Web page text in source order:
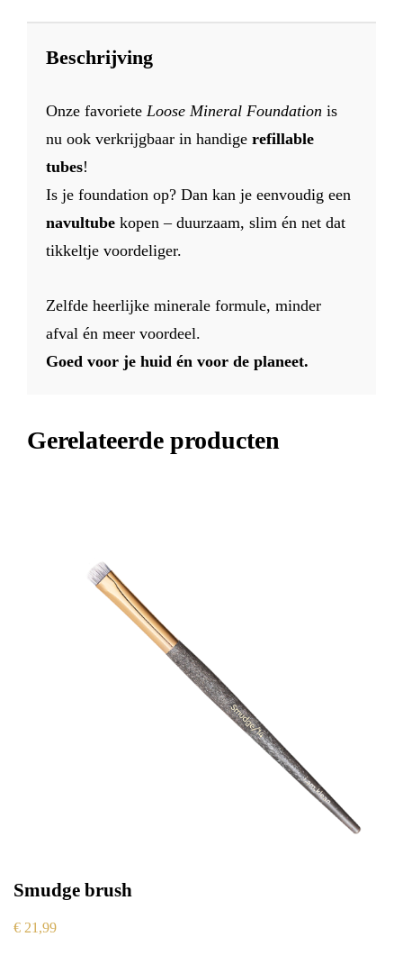
Beschrijving
Onze favoriete Loose Mineral Foundation is
nu ook verkrijgbaar in handige refillable
tubes!
Is je foundation op? Dan kan je eenvoudig een
navul­tube kopen – duurzaam, slim én net dat
tikkeltje voordeliger.
Zelfde heerlijke minerale formule, minder
afval én meer voordeel.
Goed voor je huid én voor de planeet.
Gerelateerde producten
Smudge brush
€ 21,99